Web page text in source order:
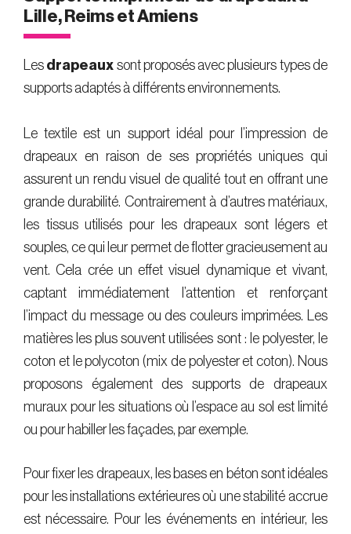
Lille, Reims et Amiens
Les drapeaux sont proposés avec plusieurs types de
supports adaptés à différents environnements.
Le textile est un support idéal pour l’impression de
drapeaux en raison de ses propriétés uniques qui
assurent un rendu visuel de qualité tout en offrant une
grande durabilité. Contrairement à d’autres matériaux,
les tissus utilisés pour les drapeaux sont légers et
souples, ce qui leur permet de flotter gracieusement au
vent. Cela crée un effet visuel dynamique et vivant,
captant immédiatement l’attention et renforçant
l’impact du message ou des couleurs imprimées. Les
matières les plus souvent utilisées sont : le polyester, le
coton et le polycoton (mix de polyester et coton). Nous
proposons également des supports de drapeaux
muraux pour les situations où l’espace au sol est limité
ou pour habiller les façades, par exemple.
Pour fixer les drapeaux, les bases en béton sont idéales
pour les installations extérieures où une stabilité accrue
est nécessaire. Pour les événements en intérieur, les